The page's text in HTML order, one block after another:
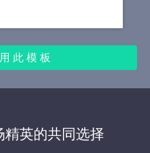
此 模 板
精英的共同选择